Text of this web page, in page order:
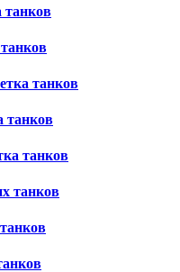
танков
танков
танков
танков
танков